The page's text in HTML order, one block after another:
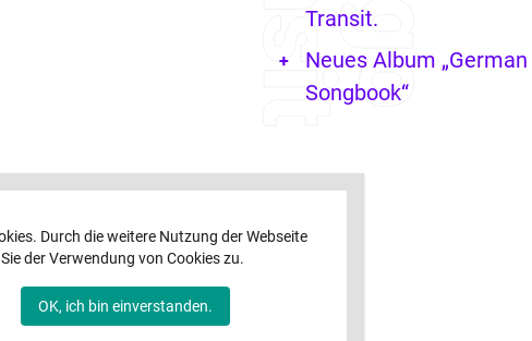
Durch die weitere Nutzung der Webseite
der Verwendung von Cookies zu.
OK, ich bin einverstanden.
Transit.
Neues Album „German
Songbook“